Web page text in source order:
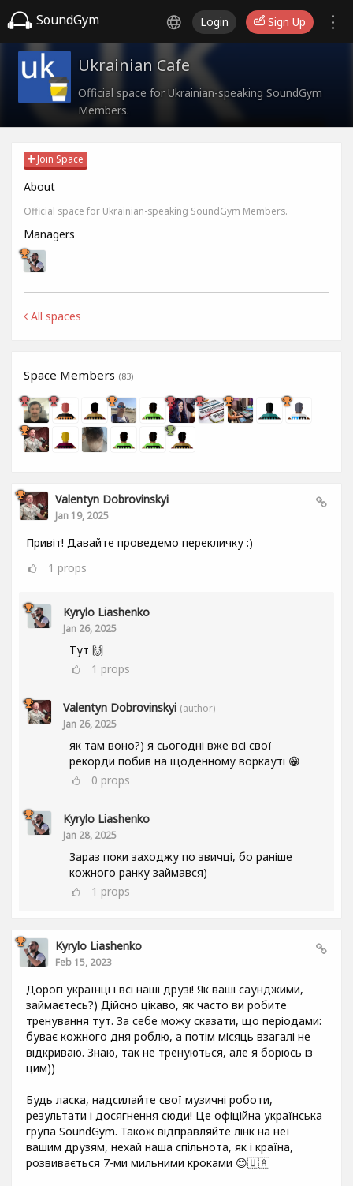
SoundGym Login Sign Up
Ukrainian Cafe
Official space for Ukrainian-speaking SoundGym
Members.
Join Space
About
Official space for Ukrainian-speaking SoundGym Members.
Managers
All spaces
Space Members (83)
Valentyn Dobrovinskyi
Jan 19, 2025
Привіт! Давайте проведемо перекличку :)
1 props
Kyrylo Liashenko
Jan 26, 2025
Тут 🙌
1 props
Valentyn Dobrovinskyi (author)
Jan 26, 2025
як там воно?) я сьогодні вже всі свої
рекорди побив на щоденному воркауті 😁
0 props
Kyrylo Liashenko
Jan 28, 2025
Зараз поки заходжу по звичці, бо раніше
кожного ранку займався)
1 props
Kyrylo Liashenko
Feb 15, 2023
Дорогі українці і всі наші друзі! Як ваші саунджими,
займаєтесь?) Дійсно цікаво, як часто ви робите
тренування тут. За себе можу сказати, що періодами:
буває кожного дня роблю, а потім місяць взагалі не
відкриваю. Знаю, так не тренуються, але я борюсь із
цим))
Будь ласка, надсилайте свої музичні роботи,
результати і досягнення сюди! Це офіційна українська
група SoundGym. Також відправляйте лінк на неї
вашим друзям, нехай наша спільнота, як і країна,
розвивається 7-ми мильними кроками 😊🇺🇦